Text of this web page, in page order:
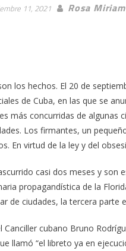
11, 2021 Rosa
los hechos. El 20 de
de Cuba, en las que se
más concurridas de algunas
Los firmantes, un
En virtud de la ley y del
casi dos meses y son
propagandística de la
de ciudades, la tercera parte
Canciller cubano Bruno
llamó “el libreto ya en